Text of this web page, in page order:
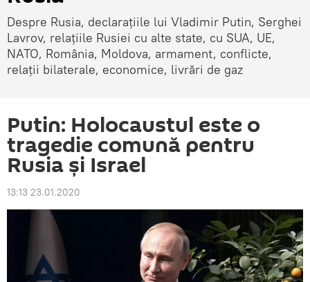
Despre Rusia, declarațiile lui Vladimir Putin, Serghei
Lavrov, relațiile Rusiei cu alte state, cu SUA, UE,
NATO, România, Moldova, armament, conflicte,
relații bilaterale, economice, livrări de gaz
Putin: Holocaustul este o
tragedie comună pentru
Rusia și Israel
13:13 23.01.2020